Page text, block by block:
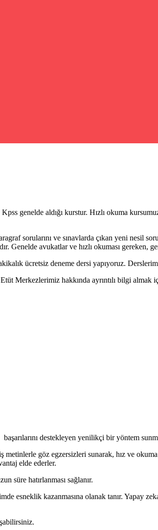
genelde aldığı kurstur. Hızlı okuma
sorularını ve sınavlarda çıkan yeni nesil
Genelde avukatlar ve hızlı okuması gereken,
ücretsiz deneme dersi yapıyoruz.
Merkezlerimiz hakkında ayrıntılı bilgi almak
destekleyen yenilikçi bir yöntem
göz egzersizleri sunarak, hız ve
elde ederler.
süre hatırlanması sağlanır.
esneklik kazanmasına olanak tanır. Yapay